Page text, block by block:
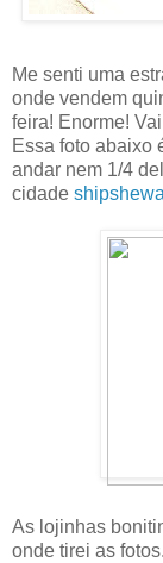
Me senti uma
onde vendem
feira! Enorme!
Essa foto abaixo
andar nem 1/4
cidade
As lojinhas
onde tirei as fotos.